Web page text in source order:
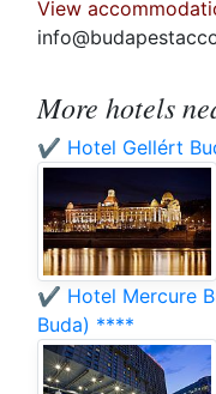
View
More hotels
✔️ Hotel Gellért
✔️ Hotel Mercure
Buda) ****